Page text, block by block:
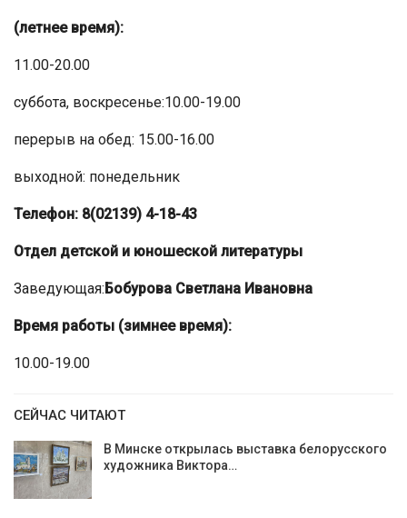
(летнее время):
11.00-20.00
суббота, воскресенье:10.00-19.00
перерыв на обед: 15.00-16.00
выходной: понедельник
Телефон: 8(02139) 4-18-43
Отдел детской и юношеской литературы
Заведующая: Бобурова Светлана Ивановна
Время работы (зимнее время):
10.00-19.00
СЕЙЧАС ЧИТАЮТ
В Минске открылась выставка белорусского
художника Виктора…